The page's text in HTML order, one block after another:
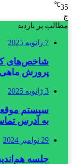
35
℃
ج
مطالب پر بازدید
7 ژانویه 2025
شاخص‌های
پرورش ماهی
3 ژانویه 2025
سیستم
به آدرس
29 نوامبر 2024
جلسه